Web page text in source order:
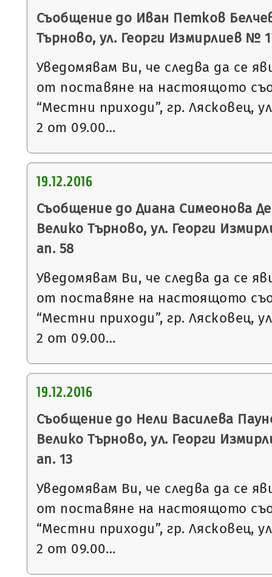
Съобщение до Иван Петков
Търново, ул. Георги Измирлиев №
Уведомявам Ви, че следва да се
от поставяне на настоящото
“Местни приходи”, гр. Лясковец,
2 от 09.00…
19.12.2016
Съобщение до Диана Симеонова
Велико Търново, ул. Георги
ап. 58
Уведомявам Ви, че следва да се
от поставяне на настоящото
“Местни приходи”, гр. Лясковец,
2 от 09.00…
19.12.2016
Съобщение до Нели Василева
Велико Търново, ул. Георги
ап. 13
Уведомявам Ви, че следва да се
от поставяне на настоящото
“Местни приходи”, гр. Лясковец,
2 от 09.00…